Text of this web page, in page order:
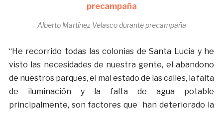
Alberto Martínez Velasco durante precampaña
“He recorrido todas las colonias de Santa Lucia y he
visto las necesidades de nuestra gente, el abandono
de nuestros parques, el mal estado de las calles, la falta
de iluminación y la falta de agua potable
principalmente, son factores que han deteriorado la